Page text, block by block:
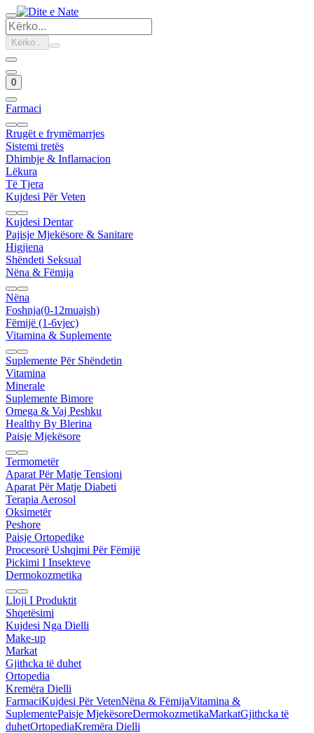
Kërko...
0
Farmaci
Rrugët e frymëmarrjes
Sistemi tretës
Dhimbje & Inflamacion
Lëkura
Të Tjera
Kujdesi Për Veten
Kujdesi Dentar
Pajisje Mjekësore & Sanitare
Higjiena
Shëndeti Seksual
Nëna & Fëmija
Nëna
Foshnja(0-12muajsh)
Fëmijë (1-6vjec)
Vitamina & Suplemente
Suplemente Për Shëndetin
Vitamina
Minerale
Suplemente Bimore
Omega & Vaj Peshku
Healthy By Blerina
Paisje Mjekësore
Termometër
Aparat Për Matje Tensioni
Aparat Për Matje Diabeti
Terapia Aerosol
Oksimetër
Peshore
Paisje Ortopedike
Procesorë Ushqimi Për Fëmijë
Pickimi I Insekteve
Dermokozmetika
Lloji I Produktit
Shqetësimi
Kujdesi Nga Dielli
Make-up
Markat
Gjithcka të duhet
Ortopedia
Kremëra Dielli
FarmaciKujdesi Për VetenNëna & FëmijaVitamina &
SuplementePaisje MjekësoreDermokozmetikaMarkatGjithcka të
duhetOrtopediaKremëra Dielli